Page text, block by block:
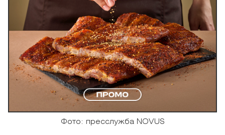
Фото: пресслужба NOVUS